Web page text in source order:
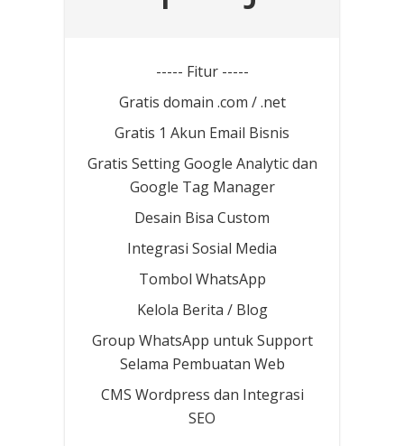
----- Fitur -----
Gratis domain .com / .net
Gratis 1 Akun Email Bisnis
Gratis Setting Google Analytic dan
Google Tag Manager
Desain Bisa Custom
Integrasi Sosial Media
Tombol WhatsApp
Kelola Berita / Blog
Group WhatsApp untuk Support
Selama Pembuatan Web
CMS Wordpress dan Integrasi
SEO